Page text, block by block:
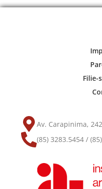
Filie-
Av. Carapinima,
(85) 3283.5454 /